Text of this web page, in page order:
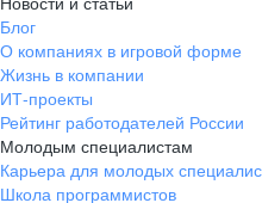
Блог
О компаниях в игровой форме
Жизнь в компании
ИТ-проекты
Рейтинг работодателей России
Молодым специалистам
Карьера для молодых
Школа программистов